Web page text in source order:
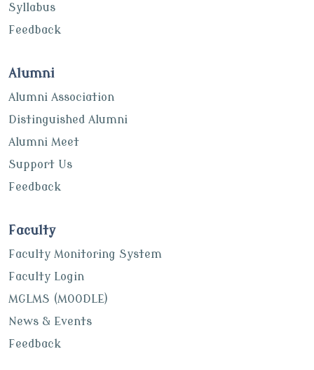
Syllabus
Feedback
Alumni
Alumni Association
Distinguished Alumni
Alumni Meet
Support Us
Feedback
Faculty
Faculty Monitoring System
Faculty Login
MGLMS (MOODLE)
News & Events
Feedback